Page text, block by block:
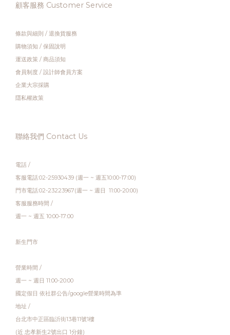
顧客服務 Customer Service
條款與細則 / 退換貨服務
購物須知 / 保固說明
運送政策 / 商品須知
會員制度 / 設計師會員方案
企業大宗採購
隱私權政策
聯絡我們 Contact Us
電話 /
客服電話:02-25930439 (週一 ~ 週五10:00-17:00)
門市電話:02-23223967(週一 ~ 週日 11:00-20:00)
客服服務時間 /
週一 ~ 週五 10:00-17:00
新生門市
營業時間 /
週一 ~ 週日 11:00-20:00
國定假日 依社群公告/google營業時間為準
地址 /
台北市中正區臨沂街13巷11號1樓
(近 忠孝新生2號出口 1分鐘)